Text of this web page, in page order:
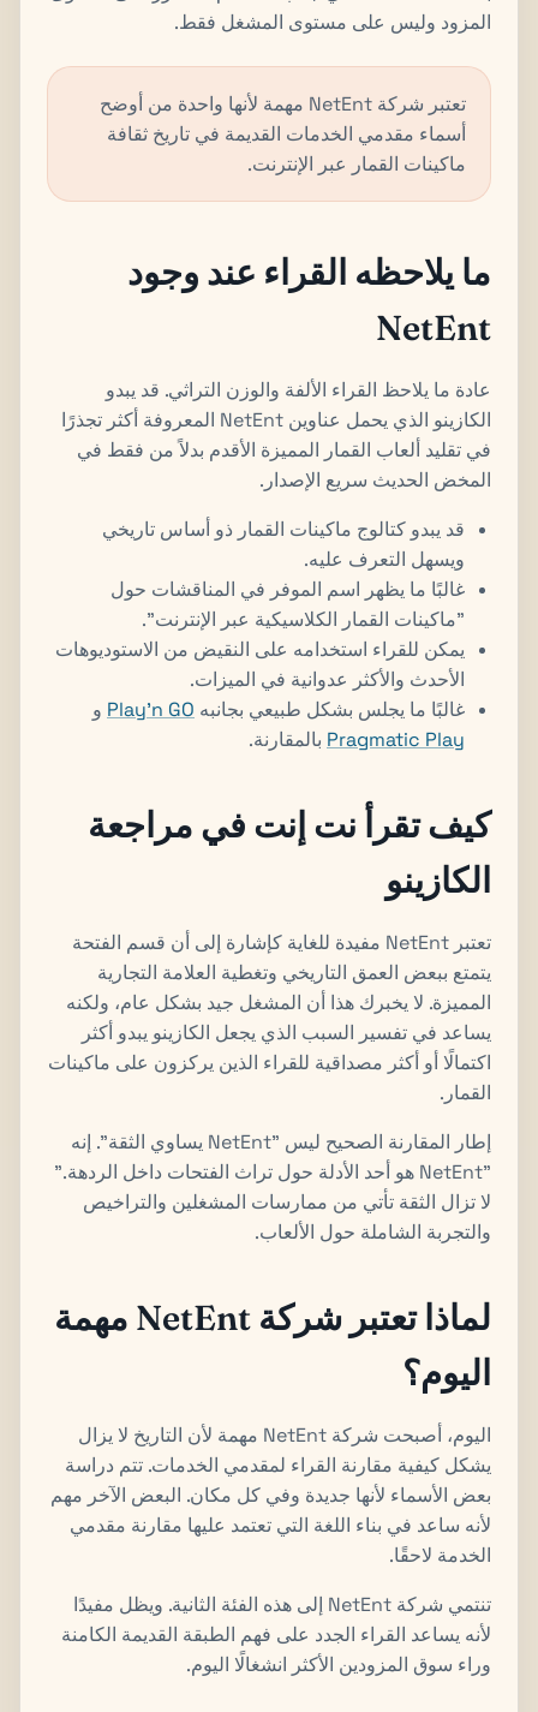
المزود وليس على مستوى المشغل فقط.
تعتبر شركة NetEnt مهمة لأنها واحدة من أوضح
أسماء مقدمي الخدمات القديمة في تاريخ ثقافة
ماكينات القمار عبر الإنترنت.
ما يلاحظه القراء عند وجود
NetEnt
عادة ما يلاحظ القراء الألفة والوزن التراثي. قد يبدو
الكازينو الذي يحمل عناوين NetEnt المعروفة أكثر تجذرًا
في تقليد ألعاب القمار المميزة الأقدم بدلاً من فقط في
المخض الحديث سريع الإصدار.
قد يبدو كتالوج ماكينات القمار ذو أساس تاريخي
ويسهل التعرف عليه.
غالبًا ما يظهر اسم الموفر في المناقشات حول
"ماكينات القمار الكلاسيكية عبر الإنترنت".
يمكن للقراء استخدامه على النقيض من الاستوديوهات
الأحدث والأكثر عدوانية في الميزات.
غالبًا ما يجلس بشكل طبيعي بجانبه Play'n GO و
Pragmatic Play بالمقارنة.
كيف تقرأ نت إنت في مراجعة
الكازينو
تعتبر NetEnt مفيدة للغاية كإشارة إلى أن قسم الفتحة
يتمتع ببعض العمق التاريخي وتغطية العلامة التجارية
المميزة. لا يخبرك هذا أن المشغل جيد بشكل عام، ولكنه
يساعد في تفسير السبب الذي يجعل الكازينو يبدو أكثر
اكتمالًا أو أكثر مصداقية للقراء الذين يركزون على ماكينات
القمار.
إطار المقارنة الصحيح ليس "NetEnt يساوي الثقة". إنه
"NetEnt هو أحد الأدلة حول تراث الفتحات داخل الردهة."
لا تزال الثقة تأتي من ممارسات المشغلين والتراخيص
والتجربة الشاملة حول الألعاب.
لماذا تعتبر شركة NetEnt مهمة
اليوم؟
اليوم، أصبحت شركة NetEnt مهمة لأن التاريخ لا يزال
يشكل كيفية مقارنة القراء لمقدمي الخدمات. تتم دراسة
بعض الأسماء لأنها جديدة وفي كل مكان. البعض الآخر مهم
لأنه ساعد في بناء اللغة التي تعتمد عليها مقارنة مقدمي
الخدمة لاحقًا.
تنتمي شركة NetEnt إلى هذه الفئة الثانية. ويظل مفيدًا
لأنه يساعد القراء الجدد على فهم الطبقة القديمة الكامنة
وراء سوق المزودين الأكثر انشغالًا اليوم.